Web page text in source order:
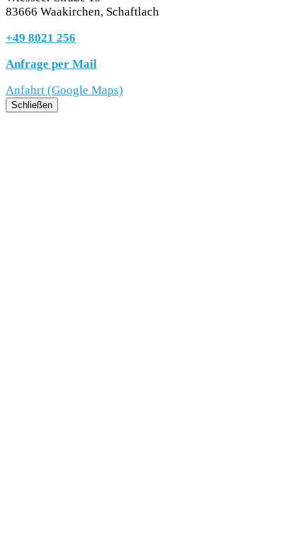
83666 Waakirchen, Schaftlach
+49 8021 256
Anfrage per Mail
Anfahrt (Google Maps)
Schließen